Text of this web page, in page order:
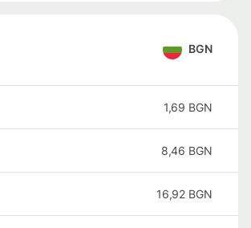
BGN
1,69 BGN
8,46 BGN
16,92 BGN